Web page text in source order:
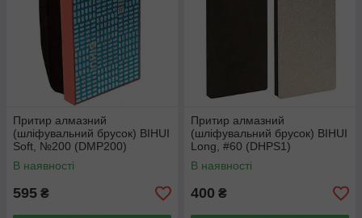
Притир алмазний
(шліфувальний брусок) BIHUI
Soft, №200 (DMP200)
В наявності
595 ₴
Притир алмазний
(шліфувальний брусок) BIHUI
Long, #60 (DHPS1)
В наявності
400 ₴